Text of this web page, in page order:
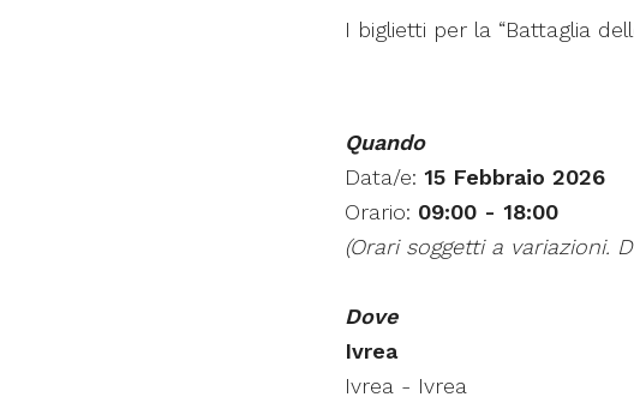
I biglietti per la “Battaglia
Quando
Data/e: 15 Febbraio 2026
Orario: 09:00 - 18:00
(Orari soggetti a variazioni.
Dove
Ivrea
Ivrea - Ivrea